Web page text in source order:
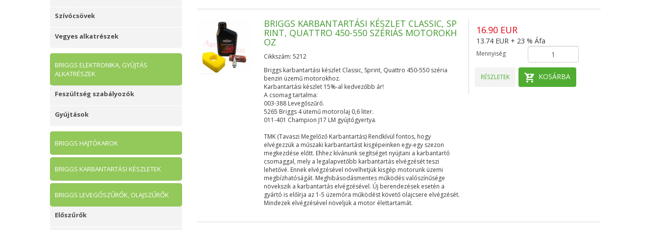
Szívócsövek
Vegyes alkatrészek
BRIGGS ELEKTRONIKA, GYÚJTÁS
ALKATRÉSZEK
Feszültség szabályozók
Gyújtások
BRIGGS HAJTÓKAROK
BRIGGS KARBANTARTÁSI KÉSZLETEK
BRIGGS LEVEGŐSZŰRŐK, OLAJSZŰRŐK
Előszűrők
BRIGGS KARBANTARTÁSI KÉSZLET CLASSIC, SP
RINT, QUATTRO 450-550 SZÉRIÁS MOTOROKH
OZ
Cikkszám: 5212
Briggs karbantartási készlet Classic, Sprint, Quattro 450-550 széria
benzin üzemű motorokhoz.
Karbantartási készlet 15%-al kedvezőbb ár!
A csomag tartalma:
003-388 Levegőszűrő.
5265 Briggs 4 ütemű motorolaj 0,6 liter.
011-401 Champion J17 LM gyújtógyertya.
TMK (Tavaszi Megelőző Karbantartás) Rendkívül fontos, hogy
elvégezzük a műszaki karbantartást kisgépeinken egy-egy szezon
megkezdése előtt. Ehhez kívánunk segítséget nyújtani a karbantartó
csomaggal, mely a legalapvetőbb karbantartás elvégzését teszi
lehetővé. Ennek elvégzésével növelhetjük kisgép motorunk üzemi
megbízhatóságát. Meghibásodásmentes működés valószínűsége
növekszik a karbantartás elvégzésével. Új berendezések esetén a
gyártó is előírja az 1-5 üzemóra működést követő olajcsere elvégzését.
Mindezek elvégzésével növeljük a motor élettartamát.
16.90 EUR
13.74 EUR + 23 % Áfa
Mennyiség
RÉSZLETEK KOSÁRBA